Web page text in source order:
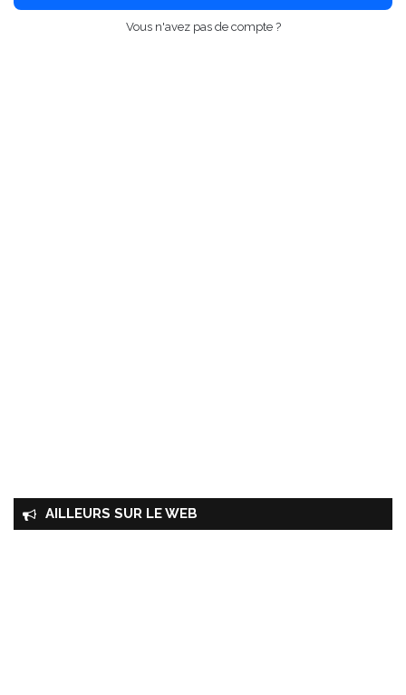
Vous n'avez pas de compte ?
AILLEURS SUR LE WEB